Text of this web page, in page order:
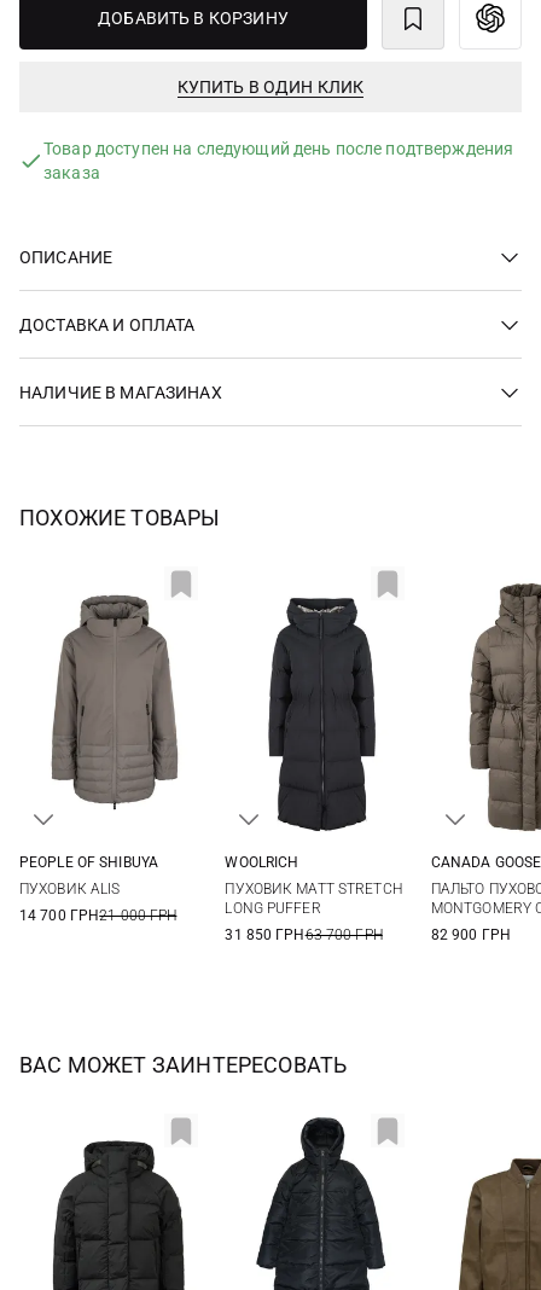
ДОБАВИТЬ В КОРЗИНУ
КУПИТЬ В ОДИН КЛИК
Товар доступен на следующий день после подтверждения
заказа
ОПИСАНИЕ
ДОСТАВКА И ОПЛАТА
НАЛИЧИЕ В МАГАЗИНАХ
ПОХОЖИЕ ТОВАРЫ
PEOPLE OF SHIBUYA
ПУХОВИК ALIS
14 700 ГРН21 000 ГРН
XL
XXL
WOOLRICH
ПУХОВИК MATT STRETCH
LONG PUFFER
31 850 ГРН63 700 ГРН
CANADA GOOSE
ПАЛЬТО
MONTGOMERY
82 900 ГРН
ВАС МОЖЕТ ЗАИНТЕРЕСОВАТЬ